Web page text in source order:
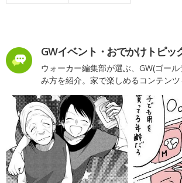
GWイベント・おでかけトピッ
ウォーカー編集部が選ぶ、GW(ゴー
み方を紹介。家で楽しめるコンテンツ